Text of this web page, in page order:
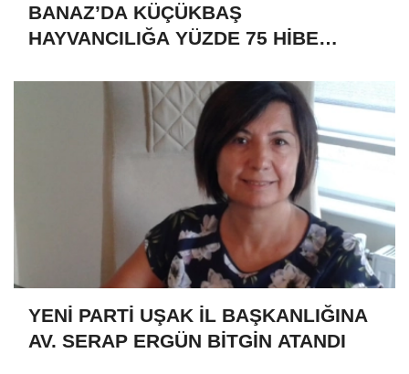
BANAZ’DA KÜÇÜKBAŞ
HAYVANCILIĞA YÜZDE 75 HİBE
YENİ PARTİ UŞAK İL BAŞKANLIĞINA
AV. SERAP ERGÜN BİTGİN ATANDI